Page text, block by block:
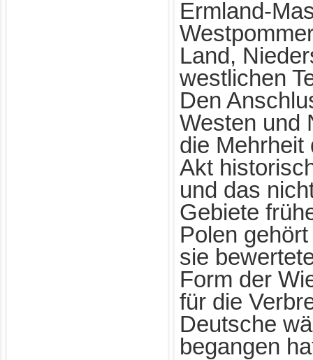
Ermland-
Land,
westlichen
Den
Westen und
die Mehrheit
Akt
und das
Gebiete
Polen
sie
Form der
für die
Deutsche
begangen